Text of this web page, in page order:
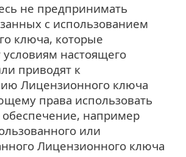
не предпринимать
с использованием
ключа, которые
условиям настоящего
приводят к
Лицензионного ключа
права использовать
например
или
Лицензионного ключа